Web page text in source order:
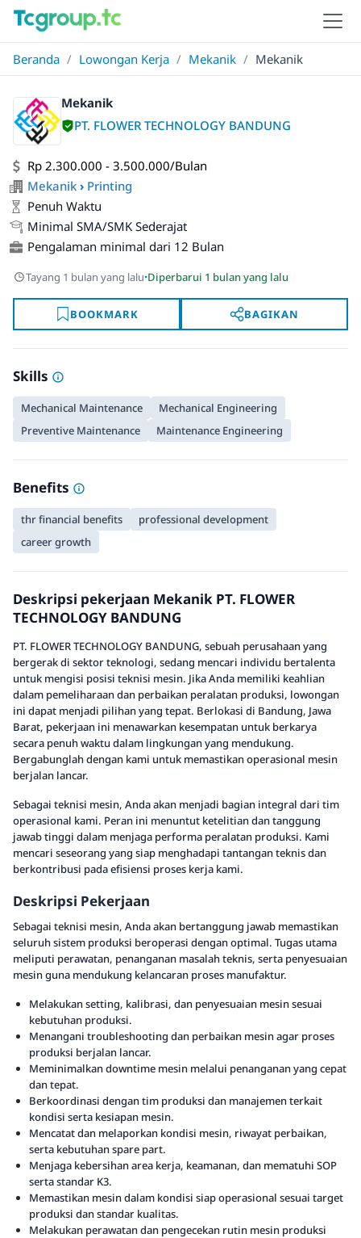
Beranda / Lowongan Kerja / Mekanik / Mekanik
Mekanik
PT. FLOWER TECHNOLOGY BANDUNG
Rp 2.300.000 - 3.500.000/Bulan
Mekanik › Printing
Penuh Waktu
Minimal SMA/SMK Sederajat
Pengalaman minimal dari 12 Bulan
Tayang 1 bulan yang lalu·Diperbarui 1 bulan yang lalu
BOOKMARK BAGIKAN
Skills
Mechanical Maintenance
Mechanical Engineering
Preventive Maintenance
Maintenance Engineering
Benefits
thr financial benefits
professional development
career growth
Deskripsi pekerjaan Mekanik PT. FLOWER
TECHNOLOGY BANDUNG
PT. FLOWER TECHNOLOGY BANDUNG, sebuah perusahaan yang
bergerak di sektor teknologi, sedang mencari individu bertalenta
untuk mengisi posisi teknisi mesin. Jika Anda memiliki keahlian
dalam pemeliharaan dan perbaikan peralatan produksi, lowongan
ini dapat menjadi pilihan yang tepat. Berlokasi di Bandung, Jawa
Barat, pekerjaan ini menawarkan kesempatan untuk berkarya
secara penuh waktu dalam lingkungan yang mendukung.
Bergabunglah dengan kami untuk memastikan operasional mesin
berjalan lancar.
Sebagai teknisi mesin, Anda akan menjadi bagian integral dari tim
operasional kami. Peran ini menuntut ketelitian dan tanggung
jawab tinggi dalam menjaga performa peralatan produksi. Kami
mencari seseorang yang siap menghadapi tantangan teknis dan
berkontribusi pada efisiensi proses kerja kami.
Deskripsi Pekerjaan
Sebagai teknisi mesin, Anda akan bertanggung jawab memastikan
seluruh sistem produksi beroperasi dengan optimal. Tugas utama
meliputi perawatan, penanganan masalah teknis, serta penyesuaian
mesin guna mendukung kelancaran proses manufaktur.
Melakukan setting, kalibrasi, dan penyesuaian mesin sesuai
kebutuhan produksi.
Menangani troubleshooting dan perbaikan mesin agar proses
produksi berjalan lancar.
Meminimalkan downtime mesin melalui penanganan yang cepat
dan tepat.
Berkoordinasi dengan tim produksi dan manajemen terkait
kondisi serta kesiapan mesin.
Mencatat dan melaporkan kondisi mesin, riwayat perbaikan,
serta kebutuhan spare part.
Menjaga kebersihan area kerja, keamanan, dan mematuhi SOP
serta standar K3.
Memastikan mesin dalam kondisi siap operasional sesuai target
produksi dan standar kualitas.
Melakukan perawatan dan pengecekan rutin mesin produksi